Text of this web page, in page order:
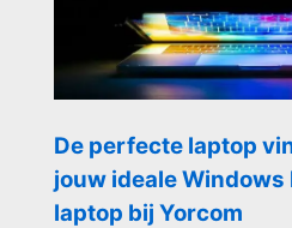
De perfecte laptop
jouw ideale
laptop bij Yorcom